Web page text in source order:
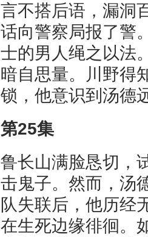
言不搭后语，漏洞
话向警察局报了警
士的男人绳之以法
暗自思量。川野得
锁，他意识到汤德
第25集
鲁长山满脸恳切，
击鬼子。然而，汤
队失联后，他历经
在生死边缘徘徊。